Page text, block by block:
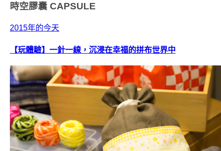
時空膠囊 CAPSULE
2015年的今天
【玩體驗】一針一線，沉浸在幸福的拼布世界中